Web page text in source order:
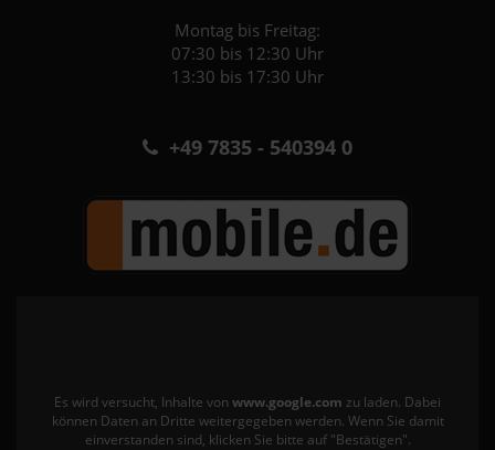
Montag bis Freitag:
07:30 bis 12:30 Uhr
13:30 bis 17:30 Uhr
+49 7835 - 540394 0
Es wird versucht, Inhalte von www.google.com zu laden. Dabei
können Daten an Dritte weitergegeben werden. Wenn Sie damit
einverstanden sind, klicken Sie bitte auf "Bestätigen".